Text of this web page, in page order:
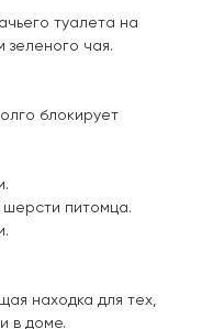
туалета на
чая.
блокирует
питомца.
находка для тех,
в доме.